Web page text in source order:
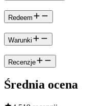
Redeem
Warunki
Recenzje
Średnia ocena